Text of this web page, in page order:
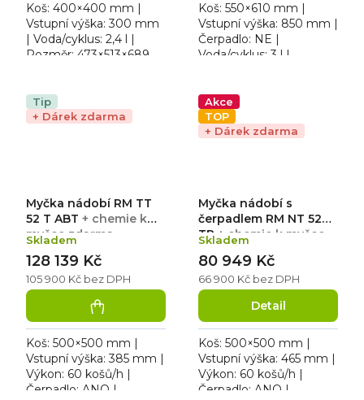
Koš: 400×400 mm |
Vstupní výška: 300 mm
| Voda/cyklus: 2,4 l |
Rozměr: 473×513×689
Hlučnost: 48 dBA.
Profesionální myčka
Koš: 550×610 mm |
Vstupní výška: 850 mm |
Čerpadlo: NE |
Voda/cyklus: 3 l |
Počet programů: 8 |
Teplota oplachové...
Tip
+ Dárek zdarma
Myčka nádobí RM TT
52 T ABT + chemie k
myčce zdarma
Skladem
105 900 Kč bez DPH
128 139 Kč
Koš: 500×500 mm |
Vstupní výška: 385 mm |
Výkon: 60 košů/h |
Čerpadlo: ANO |
Akce
TOP
+ Dárek zdarma
Myčka nádobí s
čerpadlem RM NT 52
TP + chemie k myčce
Skladem
66 900 Kč bez DPH
80 949 Kč
Detail
Koš: 500×500 mm |
Vstupní výška: 465 mm |
Výkon: 60 košů/h |
Čerpadlo: ANO |